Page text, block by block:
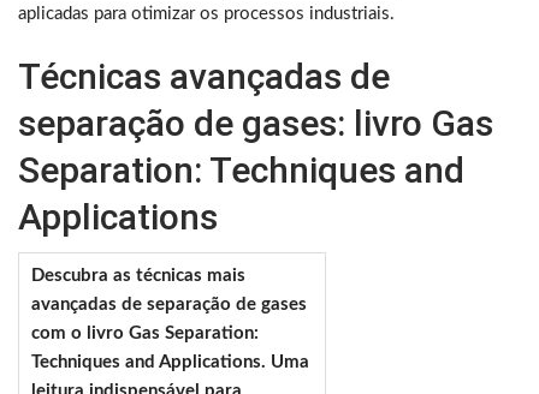
aplicadas para otimizar os processos industriais.
Técnicas avançadas de
separação de gases: livro Gas
Separation: Techniques and
Applications
Descubra as técnicas mais
avançadas de separação de gases
com o livro Gas Separation:
Techniques and Applications. Uma